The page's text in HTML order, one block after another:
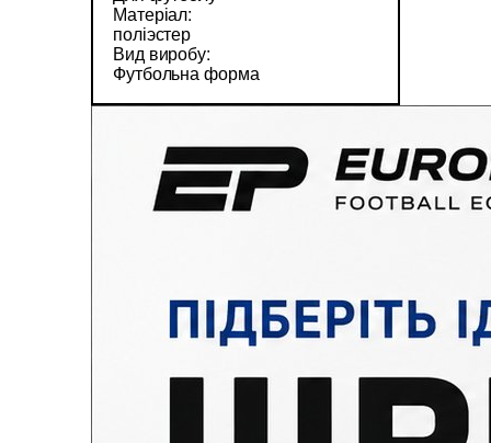
Матеріал:
поліэстер
Вид виробу:
Футбольна форма